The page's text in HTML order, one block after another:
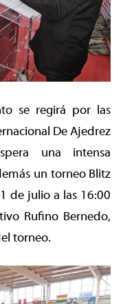
se regirá por las
De Ajedrez
una intensa
un torneo Blitz
de julio a las 16:00
Rufino Bernedo,
torneo.